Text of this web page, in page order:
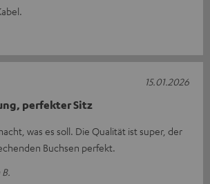
perfekter Sitz
was es soll. Die Qualität ist super, der
Buchsen perfekt.
15.01.2026